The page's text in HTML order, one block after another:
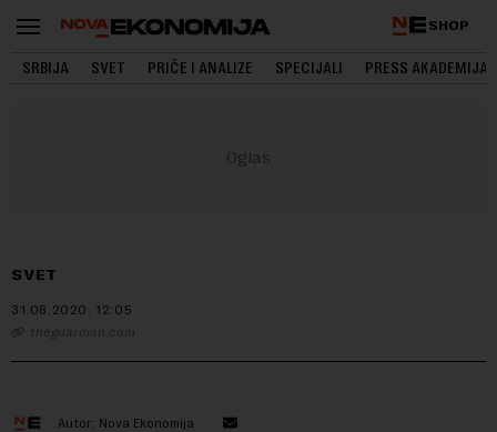
SHOP
SRBIJA SVET PRIČE I ANALIZE SPECIJALI PRESS AKADEMIJA
SVET
31.08.2020. 12:05
theguardian.com
Autor: Nova Ekonomija